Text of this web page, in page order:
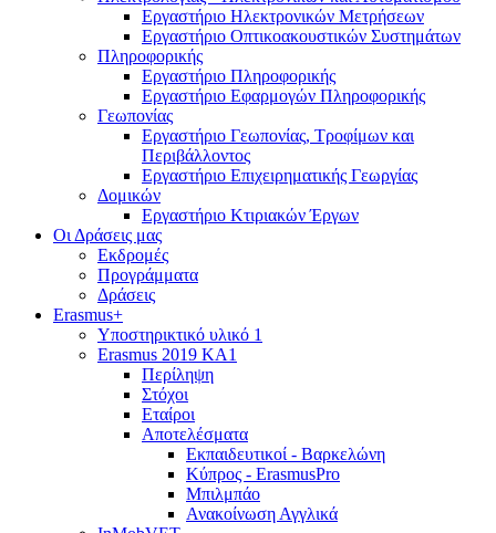
Εργαστήριο Ηλεκτρονικών Μετρήσεων
Εργαστήριο Οπτικοακουστικών Συστημάτων
Πληροφορικής
Εργαστήριο Πληροφορικής
Εργαστήριο Εφαρμογών Πληροφορικής
Γεωπονίας
Εργαστήριο Γεωπονίας, Τροφίμων και
Περιβάλλοντος
Εργαστήριο Επιχειρηματικής Γεωργίας
Δομικών
Εργαστήριο Κτιριακών Έργων
Οι Δράσεις μας
Εκδρομές
Προγράμματα
Δράσεις
Erasmus+
Υποστηρικτικό υλικό 1
Erasmus 2019 KA1
Περίληψη
Στόχοι
Εταίροι
Αποτελέσματα
Εκπαιδευτικοί - Βαρκελώνη
Κύπρος - ErasmusPro
Μπιλμπάο
Ανακοίνωση Αγγλικά